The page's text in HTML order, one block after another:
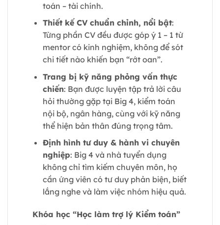
toán – tài chính.
Thiết kế CV chuẩn chỉnh, nổi bật:
Từng phần CV đều được góp ý 1 – 1 từ
mentor có kinh nghiệm, không để sót
chi tiết nào khiến bạn “rớt oan”.
Trang bị kỹ năng phỏng vấn thực
chiến: Bạn được luyện tập trả lời câu
hỏi thường gặp tại Big 4, kiểm toán
nội bộ, ngân hàng, cùng với kỹ năng
thể hiện bản thân đúng trọng tâm.
Định hình tư duy & hành vi chuyên
nghiệp: Big 4 và nhà tuyển dụng
không chỉ tìm kiếm chuyên môn, họ
cần ứng viên có tư duy phản biện, biết
lắng nghe và làm việc nhóm hiệu quả.
Khóa học “Học làm trợ lý Kiểm toán”